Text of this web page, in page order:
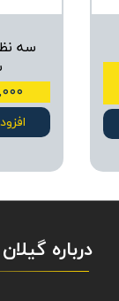
سه
درباره